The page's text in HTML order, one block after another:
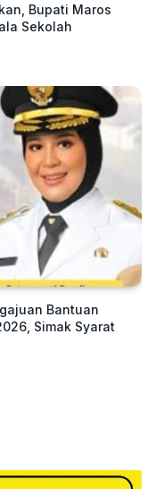
Bupati Maros
Sekolah
Bantuan
Simak Syarat